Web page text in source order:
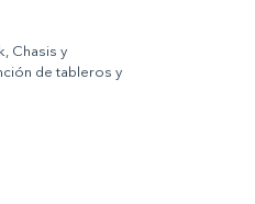
Chasis y
de tableros y